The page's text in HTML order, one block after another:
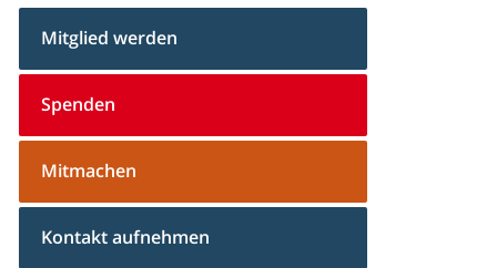
Mitglied werden
Spenden
Mitmachen
Kontakt aufnehmen